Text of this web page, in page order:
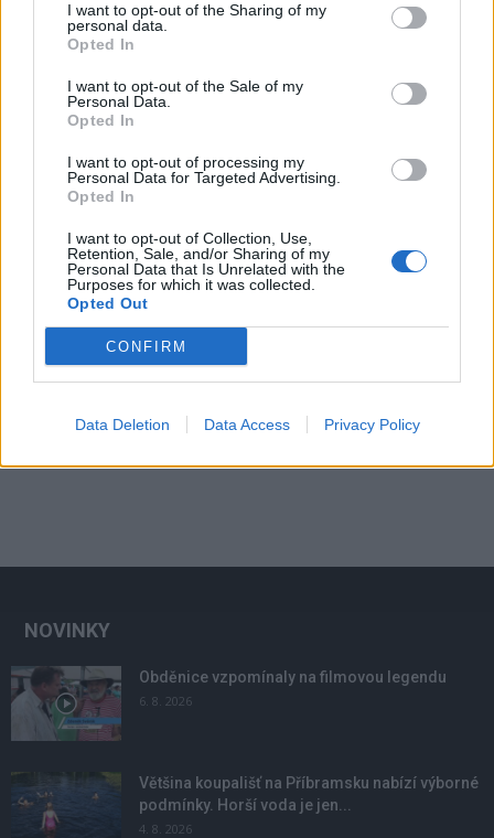
I want to opt-out of the Sharing of my
personal data.
Opted In
I want to opt-out of the Sale of my
Personal Data.
Opted In
I want to opt-out of processing my
Personal Data for Targeted Advertising.
Opted In
I want to opt-out of Collection, Use,
Retention, Sale, and/or Sharing of my
Personal Data that Is Unrelated with the
Purposes for which it was collected.
Opted Out
CONFIRM
Data Deletion Data Access Privacy Policy
Zpravodajství
Přibudou i tři nové poblíž Svaté Hory
Zpravodajství
Středočeský kraj upravil pravidla soutěže.
Obce nově získají body i za předcházení
vzniku odpadu
NOVINKY
Obděnice vzpomínaly na filmovou legendu
6. 8. 2026
Většina koupališť na Příbramsku nabízí výborné
podmínky. Horší voda je jen...
4. 8. 2026